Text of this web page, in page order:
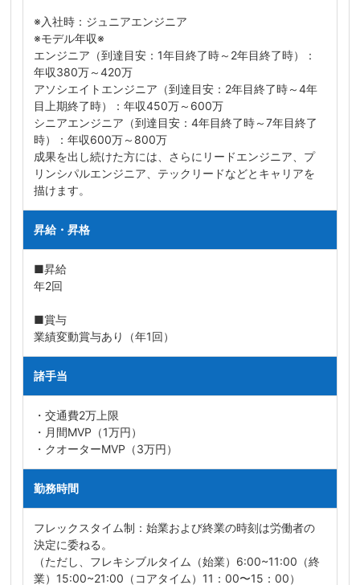
※入社時：ジュニアエンジニア
※モデル年収※
エンジニア（到達目安：1年目終了時～2年目終了時）：
年収380万～420万
アソシエイトエンジニア（到達目安：2年目終了時～4年
目上期終了時）：年収450万～600万
シニアエンジニア（到達目安：4年目終了時～7年目終了
時）：年収600万～800万
成果を出し続けた方には、さらにリードエンジニア、プ
リンシパルエンジニア、テックリードなどとキャリアを
描けます。
昇給・昇格
■昇給
年2回
■賞与
業績変動賞与あり（年1回）
諸手当
・交通費2万上限
・月間MVP（1万円）
・クオーターMVP（3万円）
勤務時間
フレックスタイム制：始業および終業の時刻は労働者の
決定に委ねる。
（ただし、フレキシブルタイム（始業）6:00~11:00（終
業）15:00~21:00（コアタイム）11：00〜15：00）